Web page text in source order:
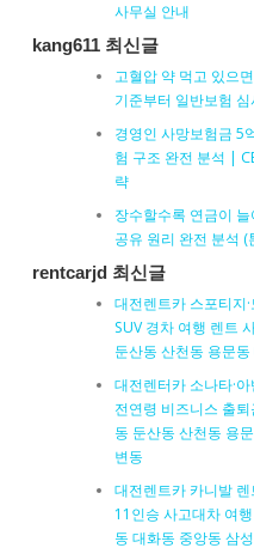
사무실 안내
kang611 최신글
고혈압 약 먹고 있으
기준부터 일반보험
경영인 사망보험금 5
험 구조 완전 분석 |
략
장수할수록 연금이
공유 원리 완전 분석 (
rentcarjd 최신글
대전렌트카 스포티지
SUV 경차 여행 렌트
둔산동 산천동 용문
대전렌터카 소나타·
전연령 비즈니스 출
동 둔산동 산천동 용
변동
대전렌트카 카니발
11인승 사고대차 여
동 대화동 중앙동 삼